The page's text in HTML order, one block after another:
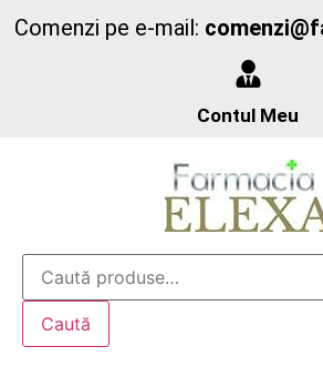
Comenzi pe e-mail:
Contul Meu
Caută